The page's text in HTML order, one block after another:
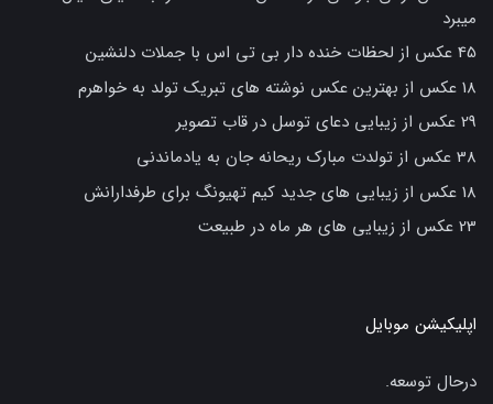
میبرد
45 عکس از لحظات خنده دار بی تی اس با جملات دلنشین
18 عکس از بهترین عکس نوشته های تبریک تولد به خواهرم
29 عکس از زیبایی دعای توسل در قاب تصویر
38 عکس از تولدت مبارک ریحانه جان به یادماندنی
18 عکس از زیبایی های جدید کیم تهیونگ برای طرفدارانش
23 عکس از زیبایی های هر ماه در طبیعت
اپلیکیشن موبایل
درحال توسعه.